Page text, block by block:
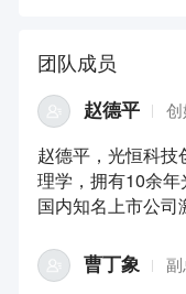
团队成员
赵德平 创
赵德平，光恒科
理学，拥有10余
国内知名上市公司
曹丁象 副